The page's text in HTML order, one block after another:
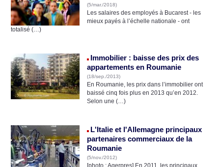
(5/mar./2018)
Les salaires des employés à Bucarest - les
mieux payés à l’échelle nationale - ont
totalisé (…)
Immobilier : baisse des prix des
appartements en Roumanie
(18/sep./2013)
En Roumanie, les prix dans l’immobilier ont
baissé cinq fois plus en 2013 qu’en 2012.
Selon une (…)
L'Italie et l'Allemagne principaux
partenaires commerciaux de la
Roumanie
(5/nov./2012)
[photo : Agerpres] En 2011, les principaux